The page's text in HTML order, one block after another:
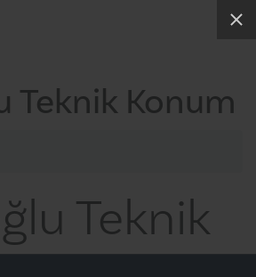
Teknik Konum
Teknik